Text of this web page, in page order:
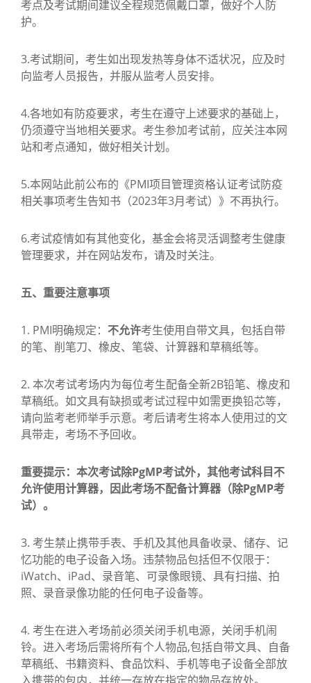
考点及考试期间建议全程规范佩戴口罩，做好个人防
护。
3.考试期间，考生如出现发热等身体不适状况，应及时
向监考人员报告，并服从监考人员安排。
4.各地如有防疫要求，考生在遵守上述要求的基础上，
仍须遵守当地相关要求。考生参加考试前，应关注本网
站和考点通知，做好相关计划。
5.本网站此前公布的《PMI项目管理资格认证考试防疫
相关事项考生告知书（2023年3月考试）》不再执行。
6.考试疫情如有其他变化，基金会将灵活调整考生健康
管理要求，并在网站发布，请及时关注。
五、重要注意事项
1. PMI明确规定： 不允许考生使用自带文具，包括自带
的笔、削笔刀、橡皮、笔袋、计算器和草稿纸等。
2. 本次考试考场内为每位考生配备全新2B铅笔、橡皮和
草稿纸。如文具有缺损或考试过程中如需更换铅芯等，
请向监考老师举手示意。考后请考生将本人使用过的文
具带走，考场不予回收。
重要提示：本次考试除PgMP考试外，其他考试科目不
允许使用计算器，因此考场不配备计算器（除PgMP考
试）。
3. 考生禁止携带手表、手机及其他具备收录、储存、记
忆功能的电子设备入场。违禁物品包括但不仅限于：
iWatch、iPad、录音笔、可录像眼镜、具有扫描、拍
照、录音录像功能的任何电子设备等。
4. 考生在进入考场前必须关闭手机电源，关闭手机闹
铃。进入考场后需将所有个人物品,包括自带文具、自备
草稿纸、书籍资料、食品饮料、手机等电子设备全部放